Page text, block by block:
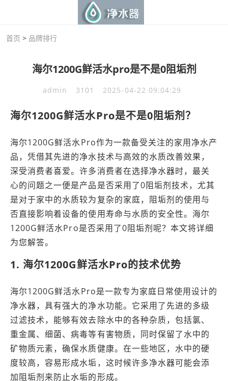
首页 > 品牌排行
海尔1200G鲜活水pro是不是0阻垢剂
admin 3101 2025-04-22 09:04:29
海尔1200G鲜活水Pro是不是0阻垢剂？
海尔1200G鲜活水Pro作为一款备受关注的家用净水产
品，凭借其先进的净水技术与高效的水质改善效果，
深受消费者喜爱。许多消费者在选择净水器时，最关
心的问题之一便是产品是否采用了0阻垢剂技术，尤其
是对于家中的水质较为复杂的家庭，阻垢剂的使用与
否直接影响着设备的使用寿命与水质的安全性。海尔
1200G鲜活水Pro是否采用了0阻垢剂呢？本文将详细
为您解答。
1. 海尔1200G鲜活水Pro的技术优势
海尔1200G鲜活水Pro是一款专为家庭日常使用设计的
净水器，具有强大的净水功能。它采用了先进的多级
过滤技术，能够有效去除水中的各种杂质，包括氯、
重金属、细菌、病毒等有害物质，同时保留了水中的
矿物质元素，确保水质健康。在一些地区，水中的硬
度较高，容易形成水垢，这时候许多净水器可能会添
加阻垢剂来防止水垢的形成。